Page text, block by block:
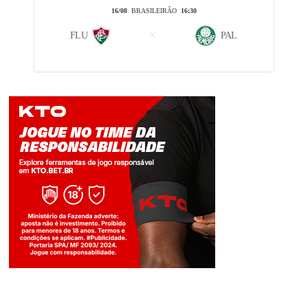
16/08BRASILEIRÃO 16:30
FLU PAL
Jogue com responsabilidade. 18+